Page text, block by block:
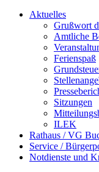
Aktuelles
Grußwort
Amtliche
Ferienspaß
Sitzungen
ILEK
Rathaus / VG
Service /
Notdienste und